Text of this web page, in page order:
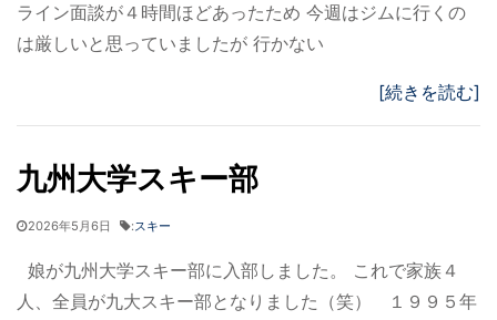
ライン面談が４時間ほどあったため 今週はジムに行くの
は厳しいと思っていましたが 行かない
[続きを読む]
九州大学スキー部
2026年5月6日 :スキー
娘が九州大学スキー部に入部しました。 これで家族４
人、全員が九大スキー部となりました（笑） １９９５年